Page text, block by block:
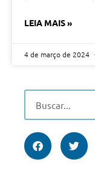
LEIA MAIS »
4 de março de 2024